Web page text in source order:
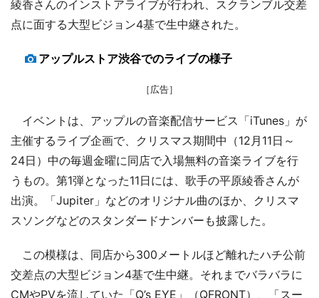
綾香さんのインストアライブが行われ、スクランブル交差
点に面する大型ビジョン4基で生中継された。
アップルストア渋谷でのライブの様子
［広告］
イベントは、アップルの音楽配信サービス「iTunes」が
主催するライブ企画で、クリスマス期間中（12月11日～
24日）中の毎週金曜に同店で入場無料の音楽ライブを行
うもの。第1弾となった11日には、歌手の平原綾香さんが
出演。「Jupiter」などのオリジナル曲のほか、クリスマ
スソングなどのスタンダードナンバーも披露した。
この模様は、同店から300メートルほど離れたハチ公前
交差点の大型ビジョン4基で生中継。それまでバラバラに
CMやPVを流していた「Q’s EYE」（QFRONT）、「スー